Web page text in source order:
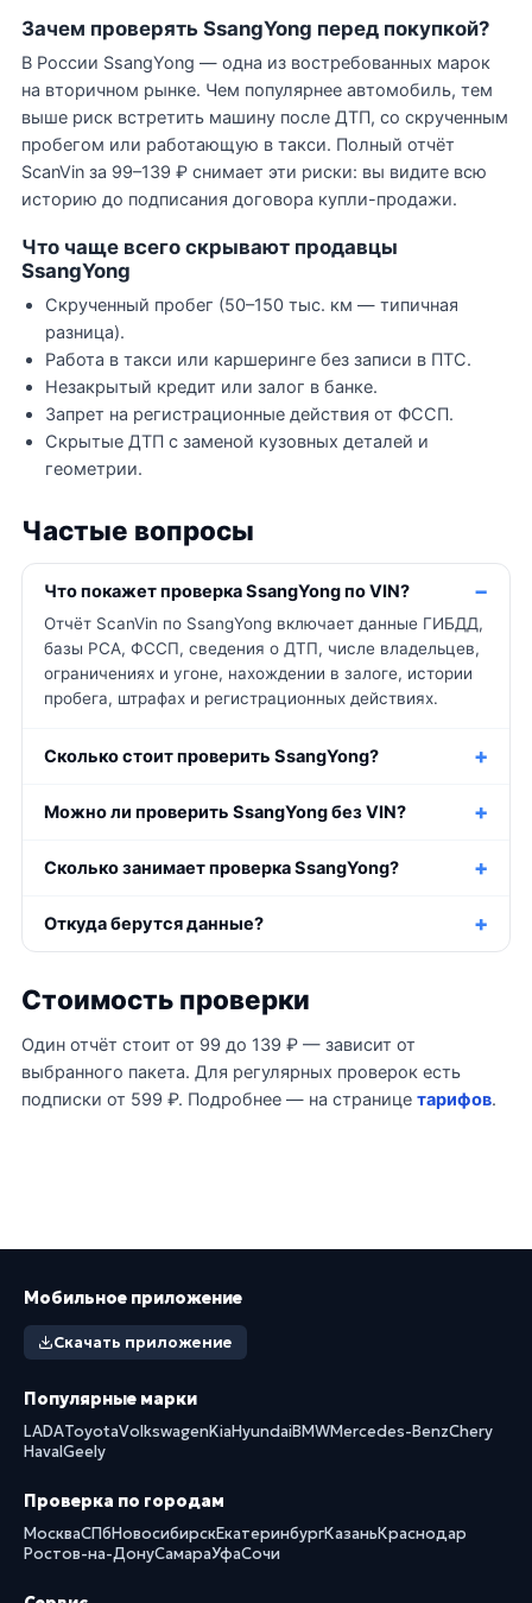
Зачем проверять SsangYong перед покупкой?
В России SsangYong — одна из востребованных марок
на вторичном рынке. Чем популярнее автомобиль, тем
выше риск встретить машину после ДТП, со скрученным
пробегом или работающую в такси. Полный отчёт
ScanVin за 99–139 ₽ снимает эти риски: вы видите всю
историю до подписания договора купли-продажи.
Что чаще всего скрывают продавцы
SsangYong
Скрученный пробег (50–150 тыс. км — типичная
разница).
Работа в такси или каршеринге без записи в ПТС.
Незакрытый кредит или залог в банке.
Запрет на регистрационные действия от ФССП.
Скрытые ДТП с заменой кузовных деталей и
геометрии.
Частые вопросы
Что покажет проверка SsangYong по VIN?
Отчёт ScanVin по SsangYong включает данные ГИБДД,
базы РСА, ФССП, сведения о ДТП, числе владельцев,
ограничениях и угоне, нахождении в залоге, истории
пробега, штрафах и регистрационных действиях.
Сколько стоит проверить SsangYong?
Можно ли проверить SsangYong без VIN?
Сколько занимает проверка SsangYong?
Откуда берутся данные?
Стоимость проверки
Один отчёт стоит от 99 до 139 ₽ — зависит от
выбранного пакета. Для регулярных проверок есть
подписки от 599 ₽. Подробнее — на странице тарифов.
Мобильное приложение
Скачать приложение
Популярные марки
LADAToyotaVolkswagenKiaHyundaiBMWMercedes-BenzChery
HavalGeely
Проверка по городам
МоскваСПбНовосибирскЕкатеринбургКазаньКраснодар
Ростов-на-ДонуСамараУфаСочи